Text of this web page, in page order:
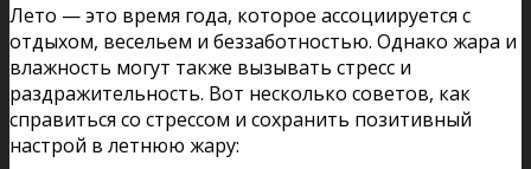
Лето — это время года, которое ассоциируется с
отдыхом, весельем и беззаботностью. Однако жара и
влажность могут также вызывать стресс и
раздражительность. Вот несколько советов, как
справиться со стрессом и сохранить позитивный
настрой в летнюю жару: